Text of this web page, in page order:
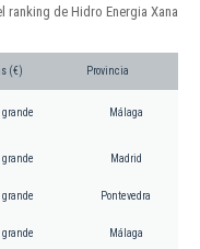
de Hidro Energia Xana
(€) Provincia
grande Málaga
grande Madrid
grande Pontevedra
grande Málaga